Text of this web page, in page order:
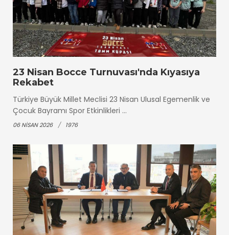
23 Nisan Bocce Turnuvası'nda Kıyasıya
Rekabet
Türkiye Büyük Millet Meclisi 23 Nisan Ulusal Egemenlik ve
Çocuk Bayramı Spor Etkinlikleri ...
06 NISAN 2026 1976